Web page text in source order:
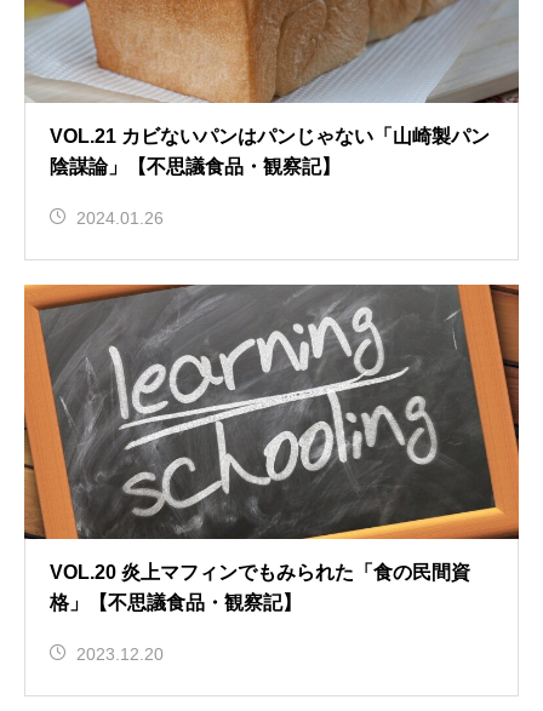
VOL.21 カビないパンはパンじゃない「山崎製パン
陰謀論」【不思議食品・観察記】
2024.01.26
VOL.20 炎上マフィンでもみられた「食の民間資
格」【不思議食品・観察記】
2023.12.20